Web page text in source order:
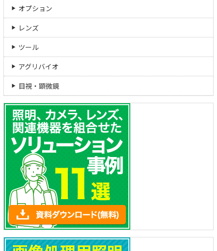
オプション
レンズ
ツール
アグリバイオ
目視・顕微鏡